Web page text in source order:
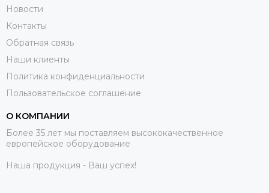
Новости
Контакты
Обратная связь
Наши клиенты
Политика конфиденциальности
Пользовательское соглашение
О КОМПАНИИ
Более 35 лет мы поставляем высококачественное
европейское оборудование
Наша продукция - Ваш успех!